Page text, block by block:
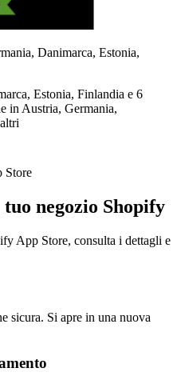
Danimarca, Estonia,
Estonia, Finlandia e 6
in Austria, Germania,
Store
negozio Shopify
App Store, consulta i dettagli e
sicura. Si apre in una nuova